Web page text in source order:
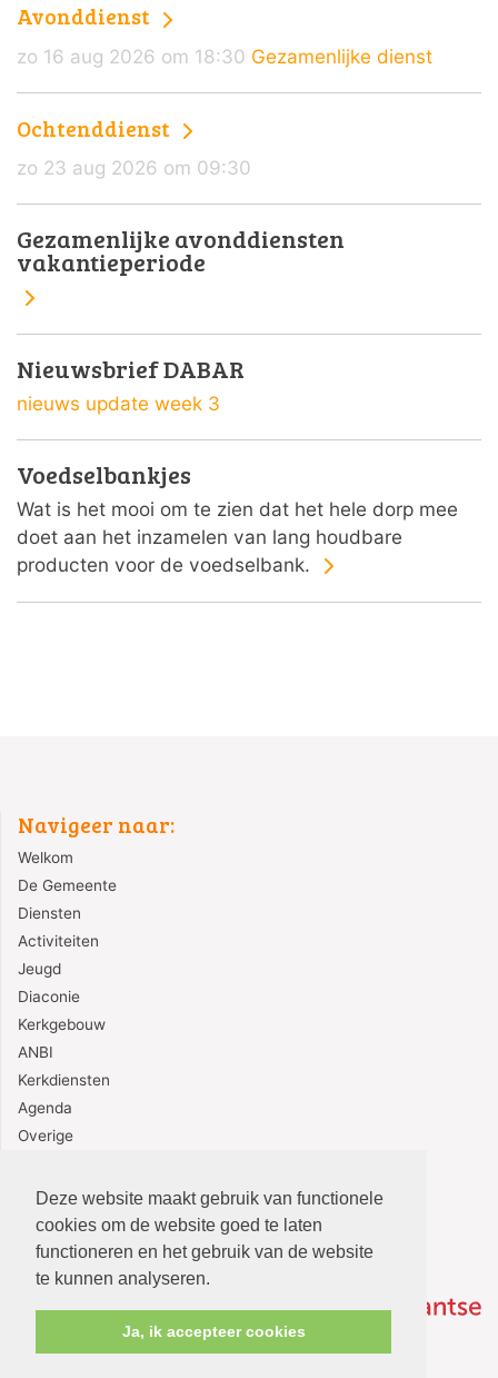
Deze website maakt gebruik van functionele
cookies om de website goed te laten
functioneren en het gebruik van de website
te kunnen analyseren.
Ja, ik accepteer cookies
Avonddienst
zo 16 aug 2026 om 18:30 Gezamenlijke dienst
Ochtenddienst
zo 23 aug 2026 om 09:30
Gezamenlijke avonddiensten
vakantieperiode
Nieuwsbrief DABAR
nieuws update week 3
Voedselbankjes
Wat is het mooi om te zien dat het hele dorp mee
doet aan het inzamelen van lang houdbare
producten voor de voedselbank.
Navigeer naar:
Welkom
De Gemeente
Diensten
Activiteiten
Jeugd
Diaconie
Kerkgebouw
ANBI
Kerkdiensten
Agenda
Overige